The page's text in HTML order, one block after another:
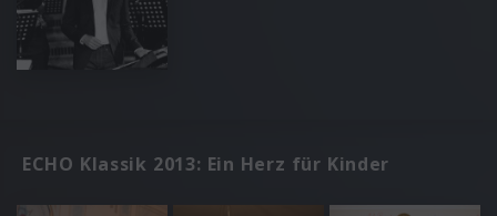
ECHO Klassik 2013: Ein Herz für Kinder